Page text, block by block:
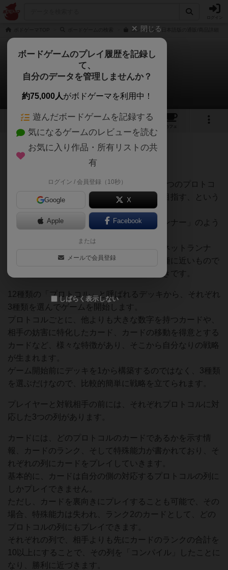
コンパイル 日本語版の通販/商品詳細
コンパイル
りんさんのレビュー
2 6
カフェ
1053名 7名 1 1年以上前
プレイヤーは不正AIとなり、相手より先に3つのプロトコ
ルを完全に理解（コンパイル）することを目指す、という
設定が魅力的な2人用ゲームです。
ルールの説明動画を見たとき、「ネットランナー」のよう
しかし、実際にプレイしてみた印象は、「ネットランナ
ー」というよりも、「バトルライン」の亜種に近いもので
した。もちろん、「バトルライン」も大好きです。
12種類の「プロトコル」と呼ばれるデッキから、それぞれ
3種類を選んでゲームを開始します。
プロトコルごとに、他よりも大きな数字を持つカードや、
相手の妨害に特化したカード、カードの移動を得意とする
カードなど、様々な特徴があり、そこから自分なりの戦略
が生まれます。
ゲーム開始前にデッキを1から構築するのではなく、3種類
を選ぶだけなので、比較的簡単に戦略を立てられます。
プレイヤーと対戦相手の前には、それぞれプロトコルに対
応した3つの列があります。
カードには、どのプロトコルのカードであるかを示す情
報、カードのランク、そして特殊能力が書かれており、そ
れぞれの列にカードをプレイしていきます。
基本的に、カードは自分の側の対応するプロトコルの列に
しかプレイできません。
ただし、カードを裏向きにプレイすることも可能で、その
場合、特殊能力は失われ、ランク2のカードとして、どの
プロトコルの列にもプレイできます。
それぞれの列で、相手よりも先にカードのランクの合計を
10以上にすることで、その列を「コンパイル」したことに
なり、勝利に近づきます。
閉じる
ボードゲームのプレイ履歴を記録し
て、
自分のデータを管理しませんか？
約75,000人がボドゲーマを利用中！
遊んだボードゲームを記録する
気になるゲームのレビューを読む
お気に入り作品・所有リストの共
有
ログイン / 会員登録（10秒）
Google X
Apple Facebook
または
メールで会員登録
しばらく表示しない